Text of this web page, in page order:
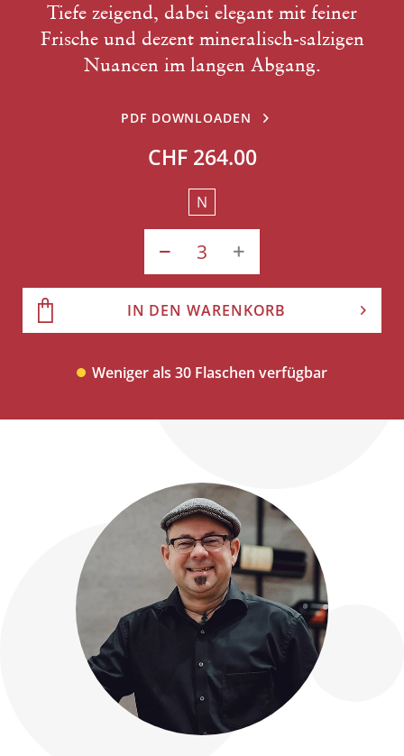
Tiefe zeigend, dabei elegant mit feiner
Frische und dezent mineralisch-salzigen
Nuancen im langen Abgang.
PDF DOWNLOADEN
CHF 264.00
N
IN DEN WARENKORB
Weniger als 30 Flaschen verfügbar